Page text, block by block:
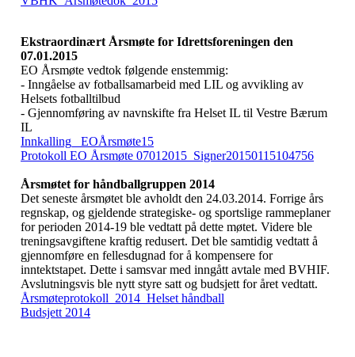
Ekstraordinært Årsmøte for Idrettsforeningen den
07.01.2015
EO Årsmøte vedtok følgende enstemmig:
- Inngåelse av fotballsamarbeid med LIL og avvikling av
Helsets fotballtilbud
- Gjennomføring av navnskifte fra Helset IL til Vestre Bærum
IL
Innkalling_ EOÅrsmøte15
Protokoll EO Årsmøte 07012015_Signer20150115104756
Årsmøtet for håndballgruppen 2014
Det seneste årsmøtet ble avholdt den 24.03.2014. Forrige års
regnskap, og gjeldende strategiske- og sportslige rammeplaner
for perioden 2014-19 ble vedtatt på dette møtet. Videre ble
treningsavgiftene kraftig redusert. Det ble samtidig vedtatt å
gjennomføre en fellesdugnad for å kompensere for
inntektstapet. Dette i samsvar med inngått avtale med BVHIF.
Avslutningsvis ble nytt styre satt og budsjett for året vedtatt.
Årsmøteprotokoll_2014_Helset håndball
Budsjett 2014